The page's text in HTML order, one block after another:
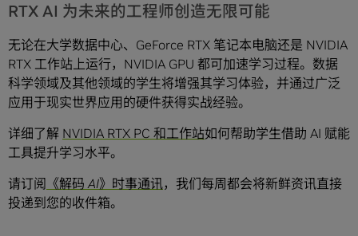
RTX AI 为未来的工程师创造无限可能
无论在大学数据中心、GeForce RTX 笔记本电脑还是 NVIDIA
RTX 工作站上运行，NVIDIA GPU 都可加速学习过程。数据
科学领域及其他领域的学生将增强其学习体验，并通过广泛
应用于现实世界应用的硬件获得实战经验。
详细了解 NVIDIA RTX PC 和工作站如何帮助学生借助 AI 赋能
工具提升学习水平。
请订阅 《解码 AI》时事通讯，我们每周都会将新鲜资讯直接
投递到您的收件箱。